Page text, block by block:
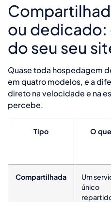
ou dedicado:
do seu seu
Quase toda hospedagem
em quatro modelos, e a
direto na velocidade e na
percebe.
Tipo O
Compartilhada
Um
único